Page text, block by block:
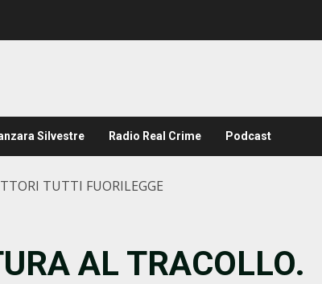
Silvestre Radio Real Crime Podcast
TUTTI FUORILEGGE
AL TRACOLLO.